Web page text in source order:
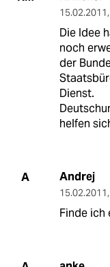
15.02.2011,
Die Idee
noch
der
Dienst.
helfen
A Andrej
15.02.2011,
Finde ich